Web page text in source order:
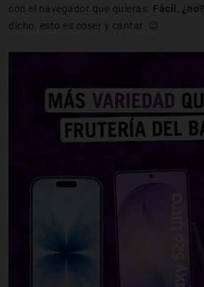
con el navegador que quieras. Fácil, ¿no?
dicho, esto es coser y cantar. 😉